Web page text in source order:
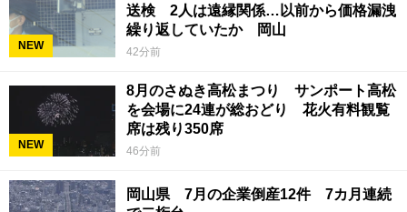
NEW
送検 2人は遠縁関係…以前から価格漏洩
繰り返していたか 岡山
42分前
NEW
8月のさぬき高松まつり サンポート高松
を会場に24連が総おどり 花火有料観覧
席は残り350席
46分前
岡山県 7月の企業倒産12件 7カ月連続